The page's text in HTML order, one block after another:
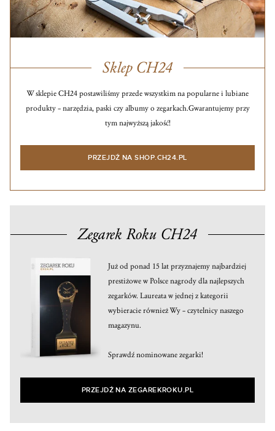
Sklep CH24
W sklepie CH24 postawiliśmy przede wszystkim na popularne i lubiane
produkty – narzędzia, paski czy albumy o zegarkach.Gwarantujemy przy
tym najwyższą jakość!
PRZEJDŹ NA SHOP.CH24.PL
Zegarek Roku CH24
Już od ponad 15 lat przyznajemy najbardziej
prestiżowe w Polsce nagrody dla najlepszych
zegarków. Laureata w jednej z kategorii
wybieracie również Wy – czytelnicy naszego
magazynu.
Sprawdź nominowane zegarki!
PRZEJDŹ NA ZEGAREKROKU.PL